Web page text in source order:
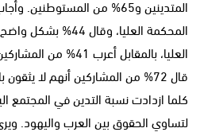
المحكمة العليا،
العليا، بالمقابل أعرب
قال 72% من المشاركين أنهم لا
كلما ازدادت نسبة التدين في المجتمع